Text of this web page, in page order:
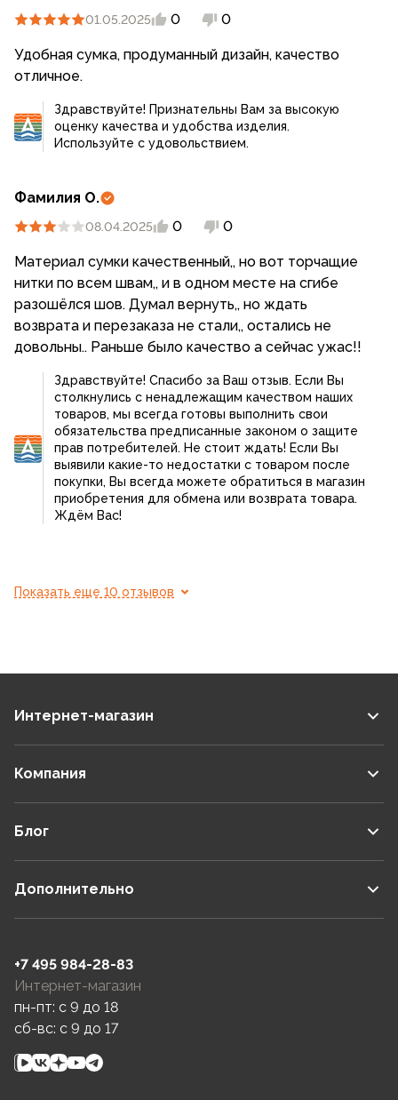
01.05.2025 0 0
Удобная сумка, продуманный дизайн, качество
отличное.
Здравствуйте! Признательны Вам за высокую
оценку качества и удобства изделия.
Используйте с удовольствием.
Фамилия О.
08.04.2025 0 0
Материал сумки качественный,, но вот торчащие
нитки по всем швам,, и в одном месте на сгибе
разошёлся шов. Думал вернуть,, но ждать
возврата и перезаказа не стали,, остались не
довольны.. Раньше было качество а сейчас ужас!!
Здравствуйте! Спасибо за Ваш отзыв. Если Вы
столкнулись с ненадлежащим качеством наших
товаров, мы всегда готовы выполнить свои
обязательства предписанные законом о защите
прав потребителей. Не стоит ждать! Если Вы
выявили какие-то недостатки с товаром после
покупки, Вы всегда можете обратиться в магазин
приобретения для обмена или возврата товара.
Ждём Вас!
Показать еще 10 отзывов
Интернет-магазин
Компания
Блог
Дополнительно
+7 495 984-28-83
Интернет-магазин
пн-пт: c 9 до 18
сб-вс: c 9 до 17